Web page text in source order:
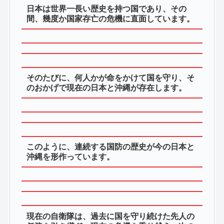
日本は世界一長い歴史を持つ国であり、その
間、幾度か国家存亡の危機に直面しています。
そのたびに、何人かが命をかけて国を守り、そ
のおかげで現在の日本と沖縄が存在します。
このように、連続する国防の歴史が今の日本と
沖縄を形作っています。
現在の自衛隊は、過去に国を守り続けた先人の